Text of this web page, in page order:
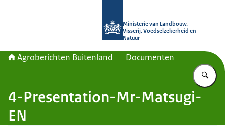
Ministerie van Landbouw,
Visserij, Voedselzekerheid en
Natuur
Agroberichten Buitenland Documenten
4-Presentation-Mr-Matsugi-
EN